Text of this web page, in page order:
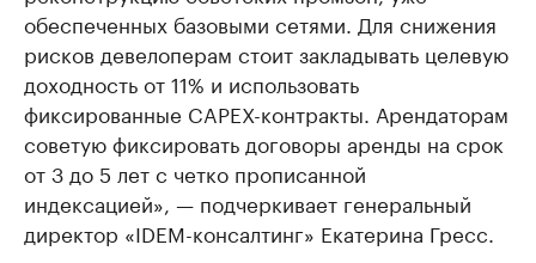
обеспеченных базовыми сетями. Для снижения
рисков девелоперам стоит закладывать целевую
доходность от 11% и использовать
фиксированные CAPEX-контракты. Арендаторам
советую фиксировать договоры аренды на срок
от 3 до 5 лет с четко прописанной
индексацией», — подчеркивает генеральный
директор «IDEM-консалтинг» Екатерина Гресс.